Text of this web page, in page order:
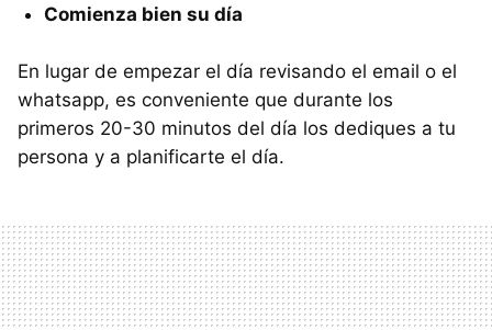
Comienza bien su día
En lugar de empezar el día revisando el email o el
whatsapp, es conveniente que durante los
primeros 20-30 minutos del día los dediques a tu
persona y a planificarte el día.